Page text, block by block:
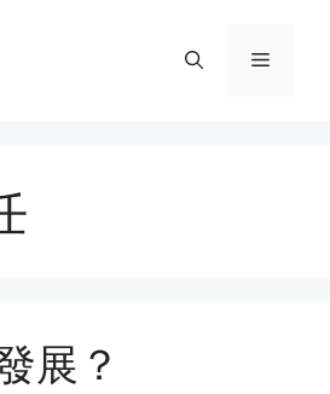
Menu
展？